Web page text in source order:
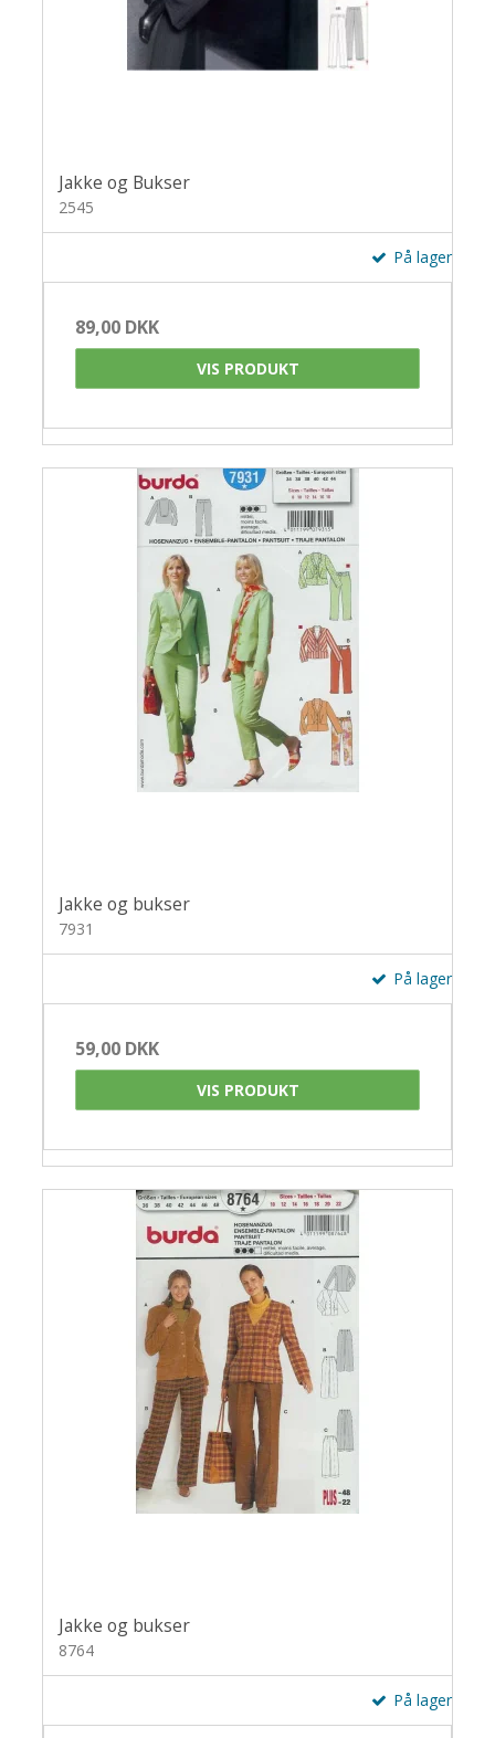
Jakke og Bukser
2545
På lager
89,00 DKK
VIS PRODUKT
Jakke og bukser
7931
På lager
59,00 DKK
VIS PRODUKT
Jakke og bukser
8764
På lager